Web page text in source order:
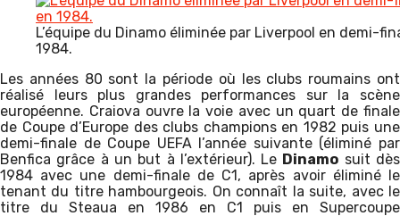
L’équipe du Dinamo éliminée par Liverpool en demi-
1984.
Les années 80 sont la période où les clubs roumains ont
réalisé leurs plus grandes performances sur la scène
européenne. Craiova ouvre la voie avec un quart de finale
de Coupe d’Europe des clubs champions en 1982 puis une
demi-finale de Coupe UEFA l’année suivante (éliminé par
Benfica grâce à un but à l’extérieur). Le Dinamo suit dès
1984 avec une demi-finale de C1, après avoir éliminé le
tenant du titre hambourgeois. On connaît la suite, avec le
titre du Steaua en 1986 en C1 puis en Supercoupe